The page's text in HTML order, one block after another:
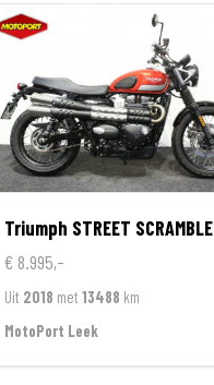
Triumph STREET SCRAMBLER 900
€ 8.995,-
Uit 2018 met 13488 km
MotoPort Leek